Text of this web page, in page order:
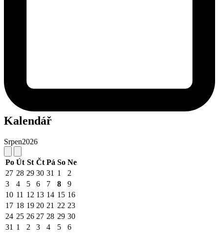
Kalendář
Srpen2026
Po Út St Čt Pá So Ne
27 28 29 30 31 1
2
3
4 5 6 7 8
9
10 11 12 13 14 15 16
17 18 19 20 21 22 23
24 25 26 27 28 29 30
31 1 2 3 4 5 6